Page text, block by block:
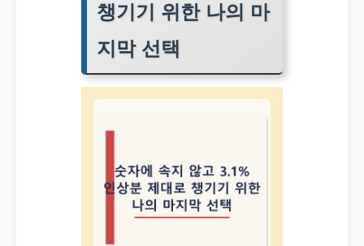
챙기기 위한 나의 마
지막 선택